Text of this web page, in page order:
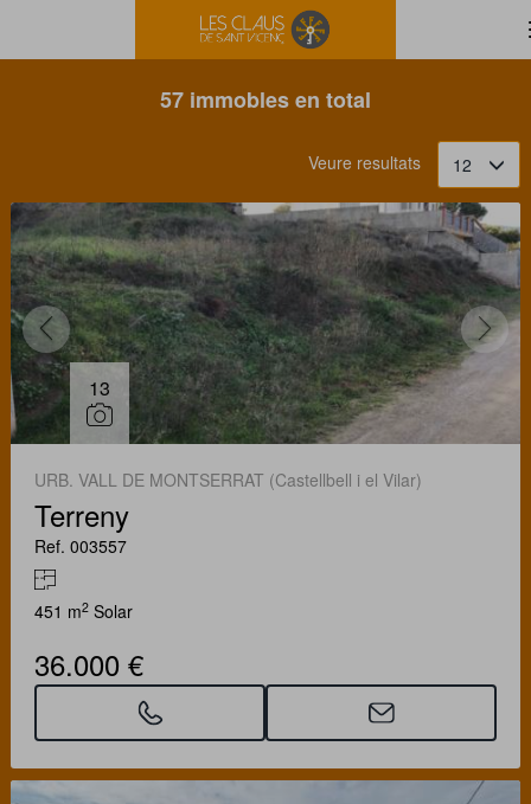
57 immobles en total
Veure resultats 12
13
URB. VALL DE MONTSERRAT (Castellbell i el Vilar)
Terreny
Ref. 003557
451 m2 Solar
36.000 €